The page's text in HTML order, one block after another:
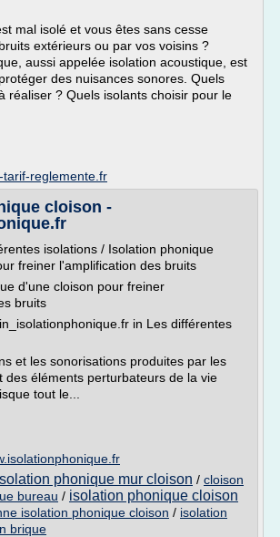
mal isolé et vous êtes sans cesse
extérieurs ou par vos voisins ?
aussi appelée isolation acoustique, est
des nuisances sonores. Quels
réaliser ? Quels isolants choisir pour le
tarif-reglemente.fr
cloison -
isolations / Isolation phonique
freiner l'amplification des bruits
d'une cloison pour freiner
bruits
in Les différentes
et les sonorisations produites par les
des éléments perturbateurs de la vie
tout le...
phonique mur cloison / cloison
bureau / isolation phonique cloison
isolation phonique cloison / isolation
brique